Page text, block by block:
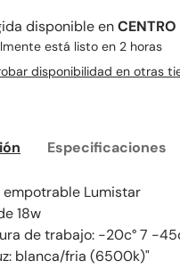
disponible en
está listo en 2 horas
disponibilidad en otras
Especificaciones
empotrable Lumistar
18w
de trabajo: -20c° 7 -
blanca/fria (6500k)"